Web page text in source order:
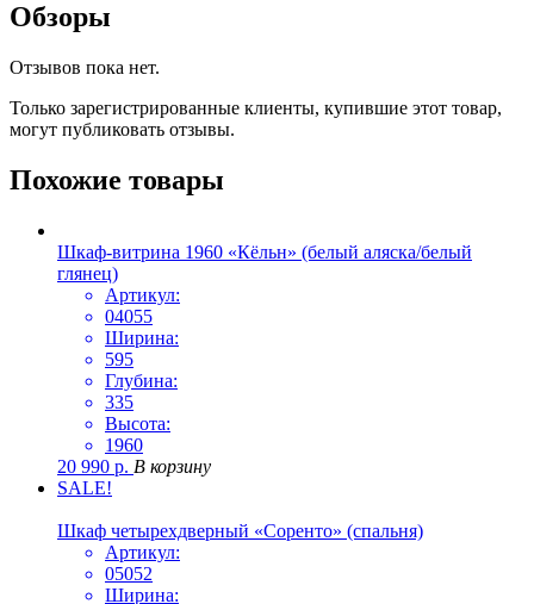
Обзоры
Отзывов пока нет.
Только зарегистрированные клиенты, купившие этот товар,
могут публиковать отзывы.
Похожие товары
Шкаф-витрина 1960 «Кёльн» (белый аляска/белый
глянец)
Артикул:
04055
Ширина:
595
Глубина:
335
Высота:
1960
20 990 р. В корзину
SALE!
Шкаф четырехдверный «Соренто» (спальня)
Артикул:
05052
Ширина: